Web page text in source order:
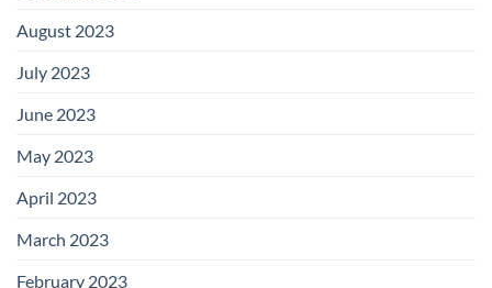
August 2023
July 2023
June 2023
May 2023
April 2023
March 2023
February 2023